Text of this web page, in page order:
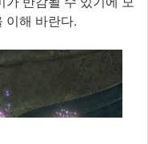
이해 바란다.